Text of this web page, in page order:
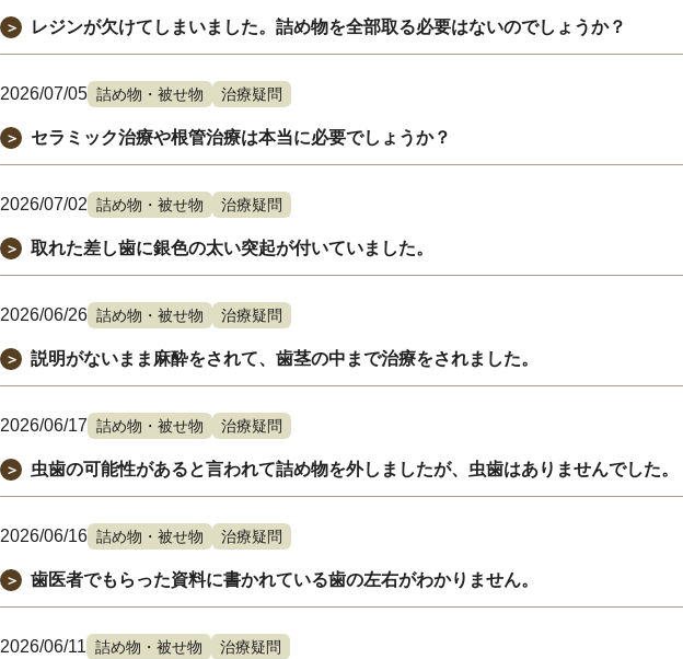
＞ レジンが欠けてしまいました。詰め物を全部取る必要はないのでしょうか？
2026/07/05 詰め物・被せ物 治療疑問
＞ セラミック治療や根管治療は本当に必要でしょうか？
2026/07/02 詰め物・被せ物 治療疑問
＞ 取れた差し歯に銀色の太い突起が付いていました。
2026/06/26 詰め物・被せ物 治療疑問
＞ 説明がないまま麻酔をされて、歯茎の中まで治療をされました。
2026/06/17 詰め物・被せ物 治療疑問
＞ 虫歯の可能性があると言われて詰め物を外しましたが、虫歯はありませんでした。
2026/06/16 詰め物・被せ物 治療疑問
＞ 歯医者でもらった資料に書かれている歯の左右がわかりません。
2026/06/11 詰め物・被せ物 治療疑問